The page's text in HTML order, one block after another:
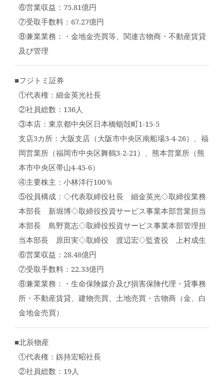
⑥営業収益：75.81億円
⑦受取手数料：67.27億円
⑧兼業業務：・金地金売買等、関連古物商・不動産賃貸
及び管理
■フジトミ証券
①代表権：細金英光社長
②社員総数：136人
③本店：東京都中央区日本橋蛎殻町1-15-5
支店3カ所：大阪支店（大阪市中央区南船場3-4-26）、福
岡営業所（福岡市中央区舞鶴3-2-21）、熊本営業所（熊
本市中央区帯山4-45-6）
④主要株主：小林洋行100％
⑤役員構成：◇代表取締役社長 細金英光◇取締役業務
本部長 新堀博◇取締役投資サービス事業本部営業担当
本部長 島野寛志◇取締役投資サービス事業本部管理担
当本部長 原田実◇取締役 渡辺宏◇監査役 上村成生
⑥営業収益：28.48億円
⑦受取手数料：22.33億円
⑧兼業業務：・生命保険媒介及び損害保険代理・貸事務
所・不動産賃貸、建物売買、土地売買・古物商（金、白
金地金売買）
■北辰物産
①代表権：釼持宏昭社長
②社員総数：19人